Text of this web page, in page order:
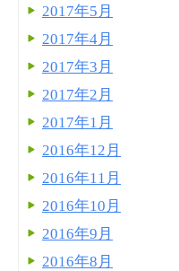
2017年5月
2017年4月
2017年3月
2017年2月
2017年1月
2016年12月
2016年11月
2016年10月
2016年9月
2016年8月